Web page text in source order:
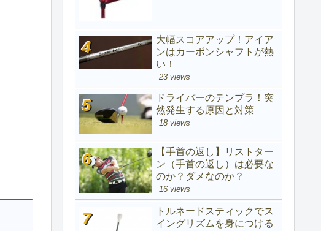
大幅スコアアップ！アイア
ンはカーボンシャフトが熱
い！
23 views
ドライバーのテンプラ！突
然発生する原因と対策
18 views
【手首の返し】リストター
ン（手首の返し）は必要な
のか？ダメなのか？
16 views
トルネードスティックでス
イングリズムを身につける